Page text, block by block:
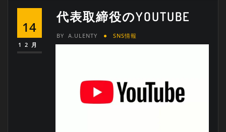
14
12月
代表取締役のYOUTUBE
BY A.ULENTY SNS情報